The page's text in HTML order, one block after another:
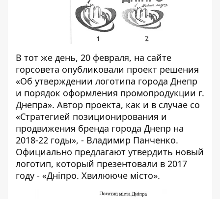
В тот же день, 20 февраля, на сайте
горсовета опубликовали проект решения
«Об утверждении логотипа города Днепр
и порядок оформления промопродукции г.
Днепра». Автор проекта, как и в случае со
«Стратегией позиционирования и
продвижения бренда города Днепр на
2018-22 годы», - Владимир Панченко.
Официально предлагают утвердить новый
логотип, который презентовали в 2017
году - «Дніпро. Хвилююче місто».